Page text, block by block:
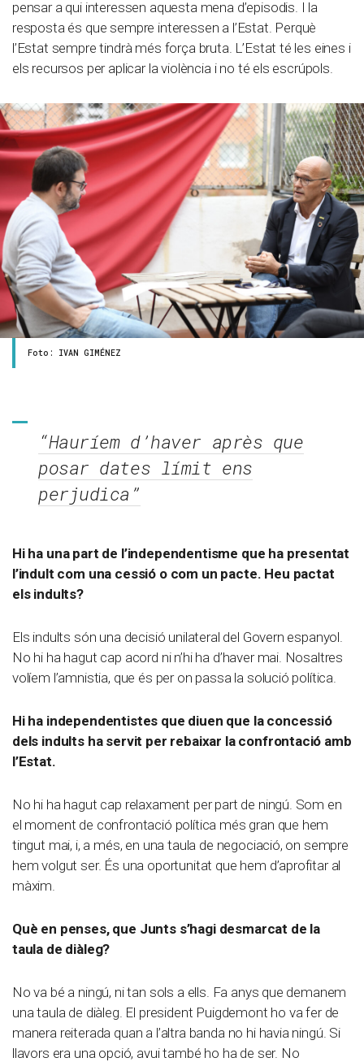
pensar a qui interessen aquesta mena d’episodis. I la
resposta és que sempre interessen a l’Estat. Perquè
l’Estat sempre tindrà més força bruta. L’Estat té les eines i
els recursos per aplicar la violència i no té els escrúpols.
Foto: IVAN GIMÉNEZ
“Hauríem d’haver après que
posar dates límit ens
perjudica”
Hi ha una part de l’independentisme que ha presentat
l’indult com una cessió o com un pacte. Heu pactat
els indults?
Els indults són una decisió unilateral del Govern espanyol.
No hi ha hagut cap acord ni n’hi ha d’haver mai. Nosaltres
volíem l’amnistia, que és per on passa la solució política.
Hi ha independentistes que diuen que la concessió
dels indults ha servit per rebaixar la confrontació amb
l’Estat.
No hi ha hagut cap relaxament per part de ningú. Som en
el moment de confrontació política més gran que hem
tingut mai, i, a més, en una taula de negociació, on sempre
hem volgut ser. És una oportunitat que hem d’aprofitar al
màxim.
Què en penses, que Junts s’hagi desmarcat de la
taula de diàleg?
No va bé a ningú, ni tan sols a ells. Fa anys que demanem
una taula de diàleg. El president Puigdemont ho va fer de
manera reiterada quan a l’altra banda no hi havia ningú. Si
llavors era una opció, avui també ho ha de ser. No